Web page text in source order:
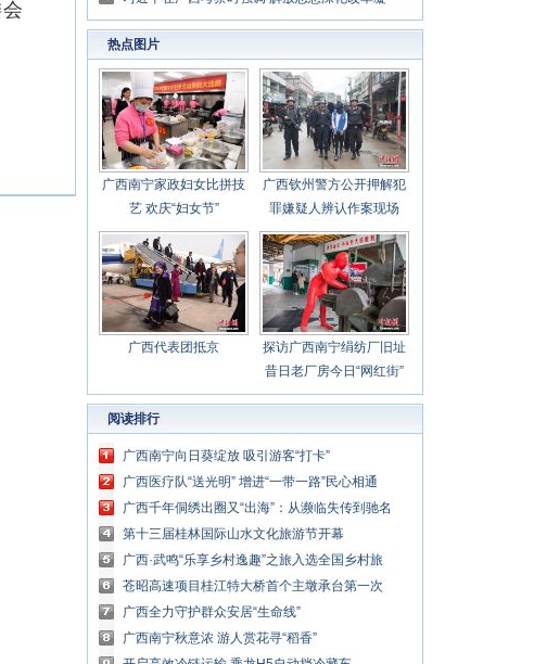
心聚力担当实干 建设新时代中国特色社会主义
壮美
热点图片
广西南宁家政妇女比拼技
艺 欢庆“妇女节”
广西钦州警方公开押解犯
罪嫌疑人辨认作案现场
广西代表团抵京
探访广西南宁绢纺厂旧址
昔日老厂房今日“网红街”
阅读排行
广西南宁向日葵绽放 吸引游客“打卡”
广西医疗队“送光明” 增进“一带一路”民心相通
广西千年侗绣出圈又“出海”：从濒临失传到驰名
中外
第十三届桂林国际山水文化旅游节开幕
广西·武鸣“乐享乡村逸趣”之旅入选全国乡村旅
游精品线路
苍昭高速项目桂江特大桥首个主墩承台第一次
浇筑完成
广西全力守护群众安居“生命线”
广西南宁秋意浓 游人赏花寻“稻香”